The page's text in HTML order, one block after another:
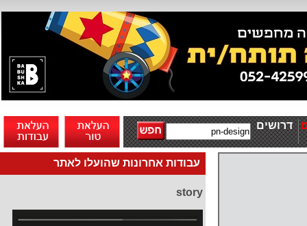
דרושים
עבודות אחרונות שהועלו לאתר
story